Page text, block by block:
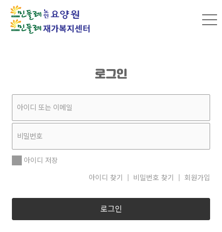
로그인
아이디 저장
아이디 찾기
비밀번호 찾기 회원가입
로그인